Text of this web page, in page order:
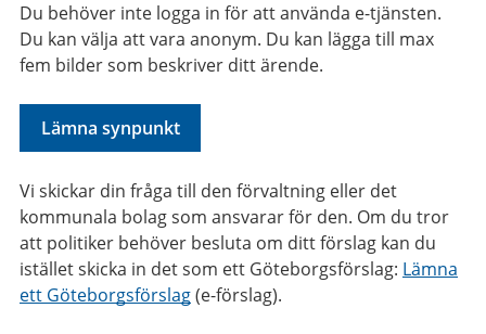
Du behöver inte logga in för att använda e-tjänsten.
Du kan välja att vara anonym. Du kan lägga till max
fem bilder som beskriver ditt ärende.
Lämna synpunkt
Vi skickar din fråga till den förvaltning eller det
kommunala bolag som ansvarar för den. Om du tror
att politiker behöver besluta om ditt förslag kan du
istället skicka in det som ett Göteborgsförslag: Lämna
ett Göteborgsförslag(e-förslag).